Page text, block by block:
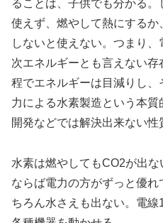
ることは、子供でも分かる
使えず、燃やして熱にする
しないと使えない。つまり
次エネルギーとも言えない
程でエネルギーは目減りし
力による水素製造という本
開発などでは解決出来ない性
水素は燃やしてもCO2が出
ならば電力の方がずっと優
ちろん水さえも出ない。電